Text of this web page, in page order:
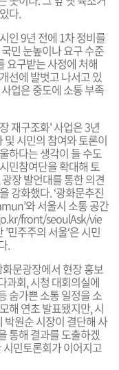
다.
인 9년 전에 1차 정비를
민 눈높이나 요구 수준
요구받는 사정에 처해
선에 발벗고 나서고 있
업은 중도에 소통 부족
재구조화'사업은 3년
시민의 참여와 토론이
하다는 생각이 들 수도
민참여단을 확대해 토
장 발언대를 통한 의견
강화했다.‘광화문추진
’와 서울시 소통 공간
front/seoulAsk/vie
민주주의 서울‘은 시민
.
화문광장에서 현장 홍보
과회, 시청 대회의실에
숨가쁜 소통 일정을 소
해 연초 발표됐지만, 시
박원순 시장이 결단해 사
통해 결과를 도출하겠
시민토론회가 이어지고